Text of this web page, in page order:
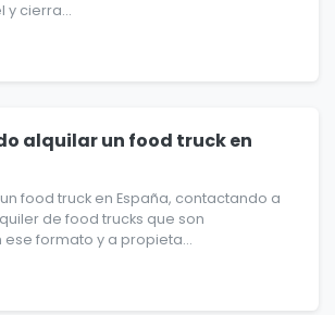
y cierra...
alquilar un food truck en
food truck en España, contactando a
de food trucks que son
formato y a propieta...